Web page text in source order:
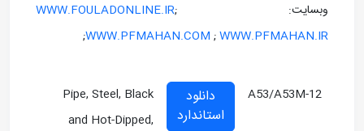
وبسايت: ;WWW.FOULADONLINE.IR
;WWW.PFMAHAN.COM ;WWW.PFMAHAN.IR
A53/A53M-12
دانلود
استاندارد
Pipe, Steel, Black
and Hot-Dipped,